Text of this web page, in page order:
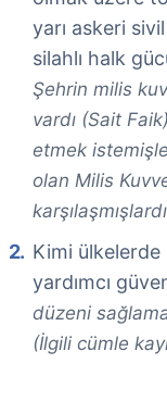
yarı askeri
silahlı halk
Şehrin milis
vardı (Sait
etmek
olan Milis
Kimi ülkelerde
yardımcı
düzeni
(İlgili cümle